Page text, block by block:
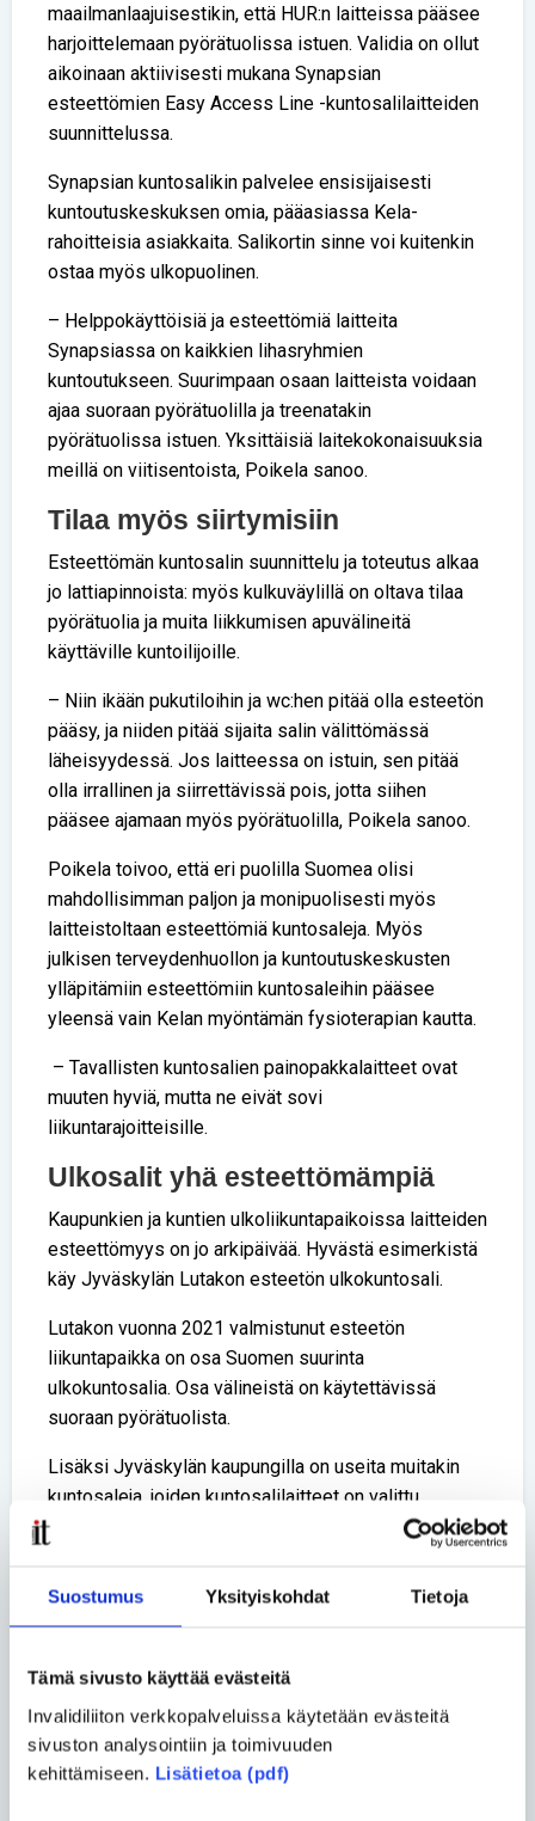
Suostumus Yksityiskohdat Tietoja
Tämä sivusto käyttää evästeitä
Invalidiliiton verkkopalveluissa käytetään evästeitä
sivuston analysointiin ja toimivuuden
kehittämiseen. Lisätietoa (pdf)
maailmanlaajuisestikin, että HUR:n laitteissa pääsee
harjoittelemaan pyörätuolissa istuen. Validia on ollut
aikoinaan aktiivisesti mukana Synapsian
esteettömien Easy Access Line -kuntosalilaitteiden
suunnittelussa.
Synapsian kuntosalikin palvelee ensisijaisesti
kuntoutuskeskuksen omia, pääasiassa Kela-
rahoitteisia asiakkaita. Salikortin sinne voi kuitenkin
ostaa myös ulkopuolinen.
– Helppokäyttöisiä ja esteettömiä laitteita
Synapsiassa on kaikkien lihasryhmien
kuntoutukseen. Suurimpaan osaan laitteista voidaan
ajaa suoraan pyörätuolilla ja treenatakin
pyörätuolissa istuen. Yksittäisiä laitekokonaisuuksia
meillä on viitisentoista, Poikela sanoo.
Tilaa myös siirtymisiin
Esteettömän kuntosalin suunnittelu ja toteutus alkaa
jo lattiapinnoista: myös kulkuväylillä on oltava tilaa
pyörätuolia ja muita liikkumisen apuvälineitä
käyttäville kuntoilijoille.
– Niin ikään pukutiloihin ja wc:hen pitää olla esteetön
pääsy, ja niiden pitää sijaita salin välittömässä
läheisyydessä. Jos laitteessa on istuin, sen pitää
olla irrallinen ja siirrettävissä pois, jotta siihen
pääsee ajamaan myös pyörätuolilla, Poikela sanoo.
Poikela toivoo, että eri puolilla Suomea olisi
mahdollisimman paljon ja monipuolisesti myös
laitteistoltaan esteettömiä kuntosaleja. Myös
julkisen terveydenhuollon ja kuntoutuskeskusten
ylläpitämiin esteettömiin kuntosaleihin pääsee
yleensä vain Kelan myöntämän fysioterapian kautta.
– Tavallisten kuntosalien painopakkalaitteet ovat
muuten hyviä, mutta ne eivät sovi
liikuntarajoitteisille.
Ulkosalit yhä esteettömämpiä
Kaupunkien ja kuntien ulkoliikuntapaikoissa laitteiden
esteettömyys on jo arkipäivää. Hyvästä esimerkistä
käy Jyväskylän Lutakon esteetön ulkokuntosali.
Lutakon vuonna 2021 valmistunut esteetön
liikuntapaikka on osa Suomen suurinta
ulkokuntosalia. Osa välineistä on käytettävissä
suoraan pyörätuolista.
Lisäksi Jyväskylän kaupungilla on useita muitakin
kuntosaleja, joiden kuntosalilaitteet on valittu
erityisesti senioreiden ja erityisliikkujien käyttöä
Lappset Group Oy on Suomen kokeneimpia
Useimmat Lappsetin ulkoliikuntavälineet on
suunniteltu esteettömiin liikunta-alueisiin.
Pyörätuolien käyttäjät voivat käyttää välineitä, jos
alusta on valittu tarkoin niin, että sillä voi liikkua
erilaisilla pyörillä. Esimerkiksi eri korkeuksilla